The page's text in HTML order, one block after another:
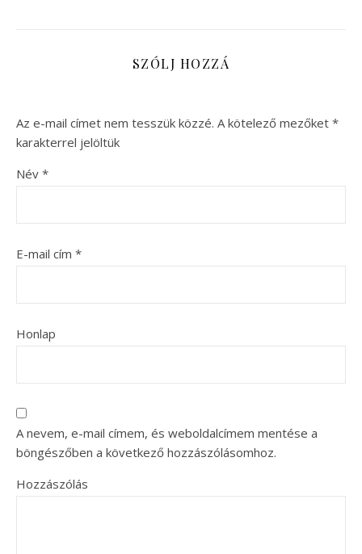
SZÓLJ HOZZÁ
Az e-mail címet nem tesszük közzé. A kötelező mezőket *
karakterrel jelöltük
Név *
E-mail cím *
Honlap
A nevem, e-mail címem, és weboldalcímem mentése a
böngészőben a következő hozzászólásomhoz.
Hozzászólás